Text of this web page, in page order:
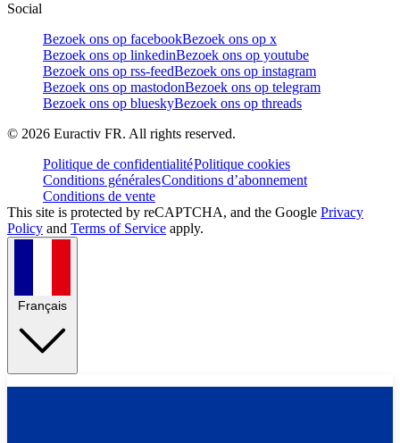
Social
Bezoek ons op facebookBezoek ons op x
Bezoek ons op linkedinBezoek ons op youtube
Bezoek ons op rss-feedBezoek ons op instagram
Bezoek ons op mastodonBezoek ons op telegram
Bezoek ons op blueskyBezoek ons op threads
© 2026 Euractiv FR. All rights reserved.
Politique de confidentialitéPolitique cookies
Conditions généralesConditions d’abonnement
Conditions de vente
This site is protected by reCAPTCHA, and the Google Privacy
Policy and Terms of Service apply.
Français